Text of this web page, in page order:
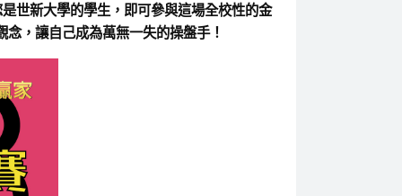
世新大學的學生，即可參與這場全校性的金
，讓自己成為萬無一失的操盤手！